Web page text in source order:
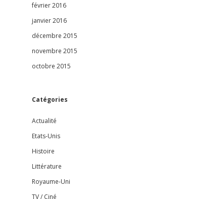
février 2016
janvier 2016
décembre 2015
novembre 2015
octobre 2015
Catégories
Actualité
Etats-Unis
Histoire
Littérature
Royaume-Uni
TV / Ciné